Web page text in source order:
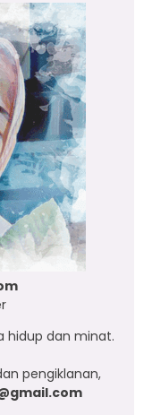
hidup dan minat.
pengiklanan,